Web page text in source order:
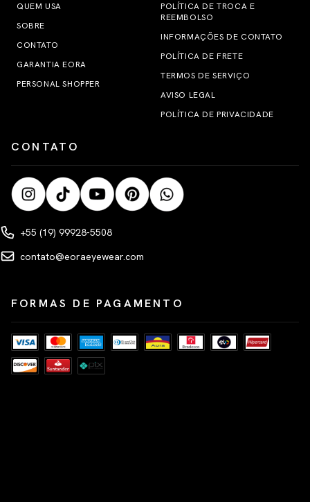
QUEM USA
SOBRE
CONTATO
GARANTIA EORA
PERSONAL SHOPPER
POLÍTICA DE TROCA E
REEMBOLSO
INFORMAÇÕES DE CONTATO
POLÍTICA DE FRETE
TERMOS DE SERVIÇO
AVISO LEGAL
POLÍTICA DE PRIVACIDADE
CONTATO
+55 (19) 99928-5508
contato@eoraeyewear.com
FORMAS DE PAGAMENTO